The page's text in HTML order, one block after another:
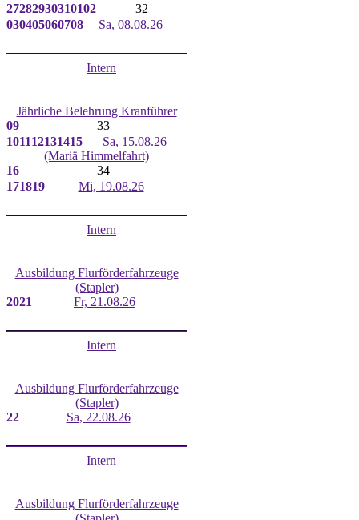
27282930310102
32
030405060708 Sa, 08.08.26
Intern
Jährliche Belehrung Kranführer
09
33
101112131415
Sa, 15.08.26
(Mariä Himmelfahrt)
16
34
171819 Mi, 19.08.26
Intern
Ausbildung Flurförderfahrzeuge
(Stapler)
2021 Fr, 21.08.26
Intern
Ausbildung Flurförderfahrzeuge
(Stapler)
22
Sa, 22.08.26
Intern
Ausbildung Flurförderfahrzeuge